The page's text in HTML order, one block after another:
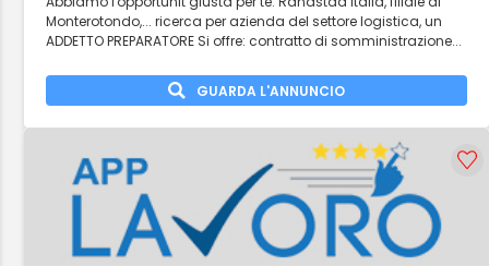
Monterotondo,... ricerca per azienda del settore logistica, un
ADDETTO PREPARATORE Si offre: contratto di somministrazione...
GUARDA L'ANNUNCIO